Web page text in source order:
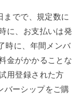
までで、規定数に
に、お支払いは発
時に、年間メンバ
金がかかることな
用登録された方
バーシップをご購